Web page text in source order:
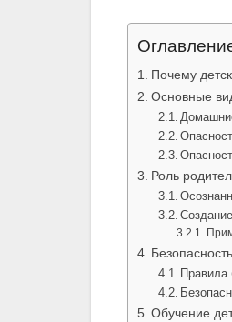
Почему
Основные
Роль
Правила
Обучение